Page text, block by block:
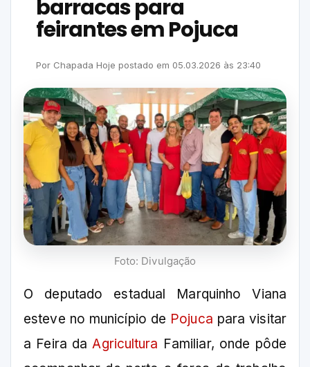
barracas para
feirantes em Pojuca
Por Chapada Hoje postado em 05.03.2026 às 23:40
Foto: Divulgação
O deputado estadual Marquinho Viana
esteve no município de Pojuca para visitar
a Feira daAgricultura Familiar, onde pôde